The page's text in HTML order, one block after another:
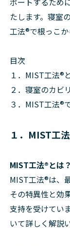
たします。寝室
工法®で根っこか
目次
１．MIST工法®
２．寝室のカビ
３．MIST工法®
１．MIST工
MIST工法®とは
MIST工法®は、
その特異性と効
支持を受けてい
いて詳しく解説